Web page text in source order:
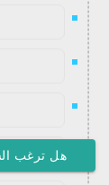
هل ترغب